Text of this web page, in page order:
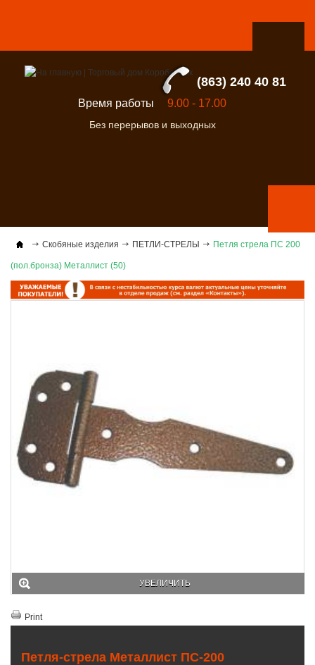
(863) 240 40 81
Время работы 9.00 - 17.00
Без перерывов и выходных
Скобяные изделия ПЕТЛИ-СТРЕЛЫ Петля стрела ПС 200
(пол.бронза) Металлист (50)
УВЕЛИЧИТЬ
Print
Петля-стрела Металлист ПС-200